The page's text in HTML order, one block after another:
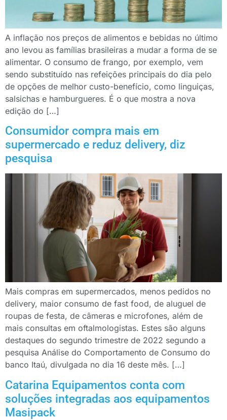
A inflação nos preços de alimentos e bebidas no último
ano levou as famílias brasileiras a mudar a forma de se
alimentar. O consumo de frango, por exemplo, vem
sendo substituído nas refeições principais do dia pelo
de opções de melhor custo-benefício, como linguiças,
salsichas e hamburgueres. É o que mostra a nova
edição do […]
Consumidor compra mais em
supermercado e reduz delivery, diz
pesquisa
Mais compras em supermercados, menos pedidos no
delivery, maior consumo de fast food, de aluguel de
roupas de festa, de câmeras e microfones, além de
mais consultas em oftalmologistas. Estes são alguns
destaques do segundo trimestre de 2022 segundo a
pesquisa Análise do Comportamento de Consumo do
banco Itaú, divulgada no dia 16 deste mês. […]
Catarina Equipamentos conta com
soluções integradas aos equipamentos
Masipack